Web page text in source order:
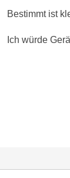
Bestimmt ist
Ich würde